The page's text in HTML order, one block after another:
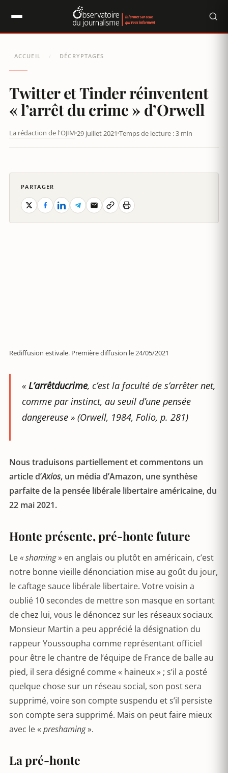
ACCUEIL / DÉCRYPTAGES
Twitter et Tinder réinventent
« l’arrêt du crime » d’Orwell
La rédaction de l'OJIM 29 juillet 2021 Temps de lecture : 3 min
Rediffusion estivale. Première diffusion le 24/05/2021
« L’arrêtducrime, c’est la faculté de s’arrêter net,
comme par instinct, au seuil d’une pensée
dangereuse » (Orwell, 1984, Folio, p. 281)
Nous traduisons partiellement et commentons un
article d’Axios, un média d’Amazon, une synthèse
parfaite de la pensée libérale libertaire américaine, du
22 mai 2021.
Honte présente, pré-honte future
Le« shaming» en anglais ou plutôt en américain, c’est
notre bonne vieille dénonciation mise au goût du jour,
le caftage sauce libérale libertaire. Votre voisin a
oublié 10 secondes de mettre son masque en sortant
de chez lui, vous le dénoncez sur les réseaux sociaux.
Monsieur Martin a peu apprécié la désignation du
rappeur Youssoupha comme représentant officiel
pour être le chantre de l’équipe de France de balle au
pied, il sera désigné comme « haineux » ; s’il a posté
quelque chose sur un réseau social, son post sera
supprimé, voire son compte suspendu et s’il persiste
son compte sera supprimé. Mais on peut faire mieux
avec le « preshaming».
La pré-honte
PARTAGER
Panneau de gestion des cookies